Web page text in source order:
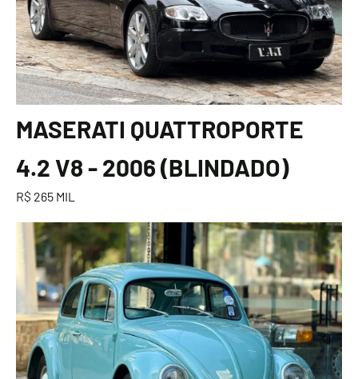
MASERATI QUATTROPORTE
4.2 V8 - 2006 (BLINDADO)
R$ 265 MIL